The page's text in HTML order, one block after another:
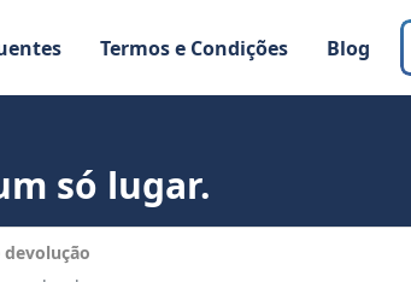
Termos e Condições Blog
só lugar.
devolução